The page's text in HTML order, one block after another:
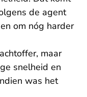
de agent
om nóg harder
maar
snelheid en
was het